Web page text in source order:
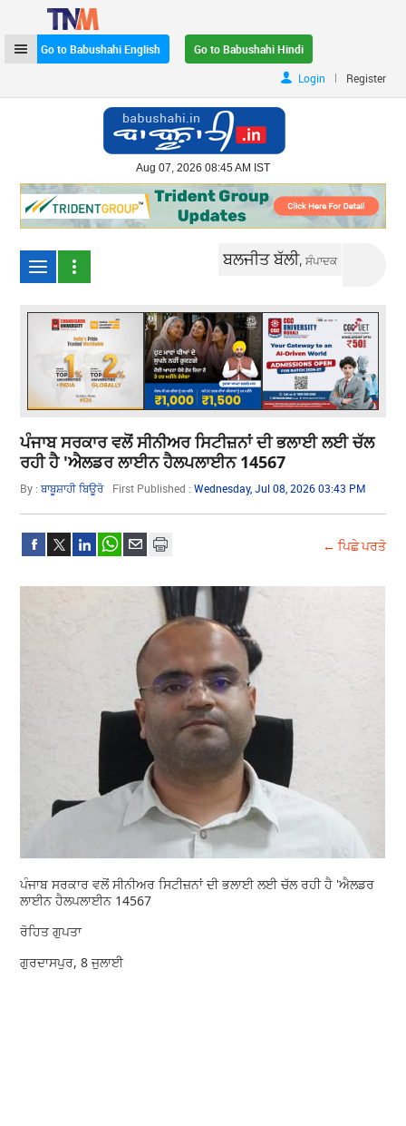
Go to Babushahi English
Go to Babushahi Hindi
Login
| Register
Aug 07, 2026 08:45 AM IST
ਬਲਜੀਤ ਬੱਲੀ,ਸੰਪਾਦਕ
ਪੰਜਾਬ ਸਰਕਾਰ ਵਲੋਂ ਸੀਨੀਅਰ ਸਿਟੀਜ਼ਨਾਂ ਦੀ ਭਲਾਈ ਲਈ ਚੱਲ
ਰਹੀ ਹੈ 'ਐਲਡਰ ਲਾਈਨ ਹੈਲਪਲਾਈਨ 14567
By :ਬਾਬੂਸ਼ਾਹੀ ਬਿਊਰੋ First Published :Wednesday, Jul 08, 2026 03:43 PM
← ਪਿਛੇ ਪਰਤੋ
ਪੰਜਾਬ ਸਰਕਾਰ ਵਲੋਂ ਸੀਨੀਅਰ ਸਿਟੀਜ਼ਨਾਂ ਦੀ ਭਲਾਈ ਲਈ ਚੱਲ ਰਹੀ ਹੈ 'ਐਲਡਰ
ਲਾਈਨ ਹੈਲਪਲਾਈਨ 14567
ਰੋਹਿਤ ਗੁਪਤਾ
ਗੁਰਦਾਸਪੁਰ, 8 ਜੁਲਾਈ